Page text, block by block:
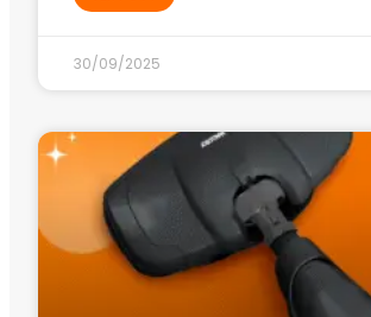
30/09/2025